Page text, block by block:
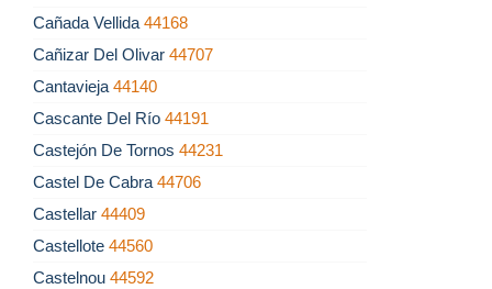
Cañada Vellida 44168
Cañizar Del Olivar 44707
Cantavieja 44140
Cascante Del Río 44191
Castejón De Tornos 44231
Castel De Cabra 44706
Castellar 44409
Castellote 44560
Castelnou 44592